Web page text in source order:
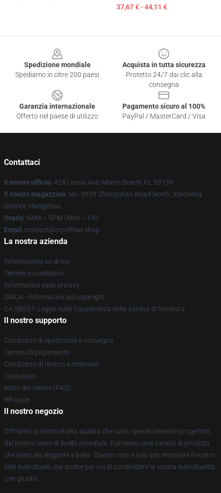
37,67 € - 44,11 €
Spedizione mondiale
Spediamo in oltre 200 paesi
Acquista in tutta sicurezza
Protetto 24/7 dai clic alla
consegna
Garanzia internazionale
Offerto nel paese di utilizzo
Pagamento sicuro al 100%
PayPal / MasterCard / Visa
Contattaci
Il nostro ufficio: 429 Lenox Ave, Miami Beach, FL 33139
Il nostro magazzino: No. 3939 Zhongshan Road North, Xiacheng
District, Hangzhou
Orario: 9AM – 5PM (Mon – Fri)
Email : contact@cryoffear.shop
La nostra azienda
Informazioni su di noi
Termini e condizioni
Informativa sulla privacy
DMCA - Informativa sul copyright
CA SB657: Legge sulla trasparenza della catena di fornitura
Il nostro supporto
Condizioni di spedizione e consegna
Termini di pagamento
Condizioni di ritorno e rimborso
Contattaci
Aiuto del cliente (FAQ)
Whosale
Il nostro negozio
Offriamo prodotti di alta qualità che sono specificamente progettati
dal nostro team di livello mondiale. Forniamo una varietà di prodotti
che sono sia elegante e bella. Questo non è solo per mostrare il vostro
stile individuale, ma anche per voi di condividere la vostra individualità
con gli altri.